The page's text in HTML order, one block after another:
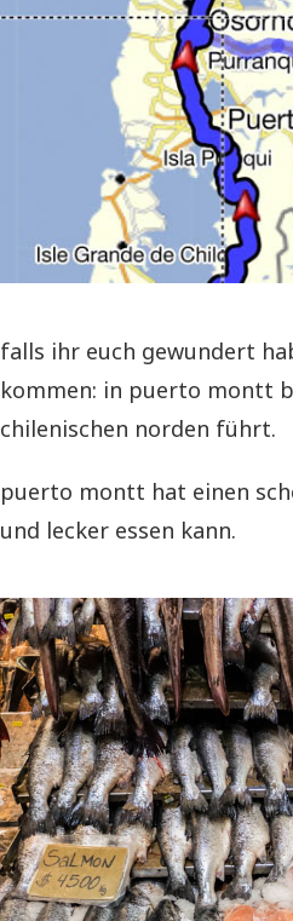
falls ihr euch gewundert
kommen: in puerto montt
chilenischen norden führt.
puerto montt hat einen
und lecker essen kann.